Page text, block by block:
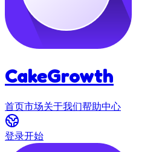
CakeGrowth
首页市场关于我们帮助中心
登录开始